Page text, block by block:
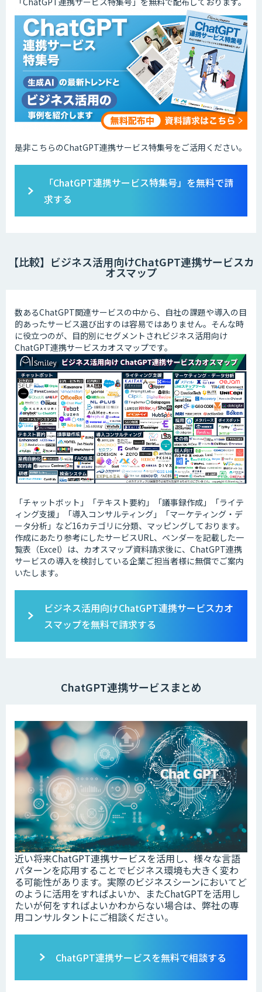
是非こちらのChatGPT連携サービス特集号をご活用ください。
「ChatGPT連携サービス特集号」を無料で請
求する
【比較】ビジネス活用向けChatGPT連携サービスカ
オスマップ
数あるChatGPT関連サービスの中から、自社の課題や導入の目
的あったサービス選び出すのは容易ではありません。そんな時
に役立つのが、目的別にセグメントされビジネス活用向け
ChatGPT連携サービスカオスマップです。
「チャットボット」「テキスト要約」「議事録作成」「ライテ
ィング支援」「導入コンサルティング」「マーケティング・デ
ータ分析」など16カテゴリに分類、マッピングしております。
作成にあたり参考にしたサービスURL、ベンダーを記載した一
覧表（Excel）は、カオスマップ資料請求後に、ChatGPT連携
サービスの導入を検討している企業ご担当者様に無償でご案内
いたします。
ビジネス活用向けChatGPT連携サービスカオ
スマップを無料で請求する
ChatGPT連携サービスまとめ
近い将来ChatGPT連携サービスを活用し、様々な言語
パターンを応用することでビジネス環境も大きく変わ
る可能性があります。実際のビジネスシーンにおいてど
のように活用をすればよいか、またChatGPTを活用し
たいが何をすればよいかわからない場合は、弊社の専
用コンサルタントにご相談ください。
ChatGPT連携サービスを無料で相談する